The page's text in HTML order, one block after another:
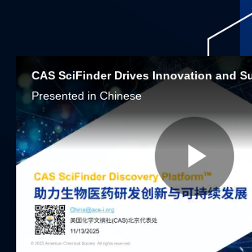
Presented in Chinese
Play